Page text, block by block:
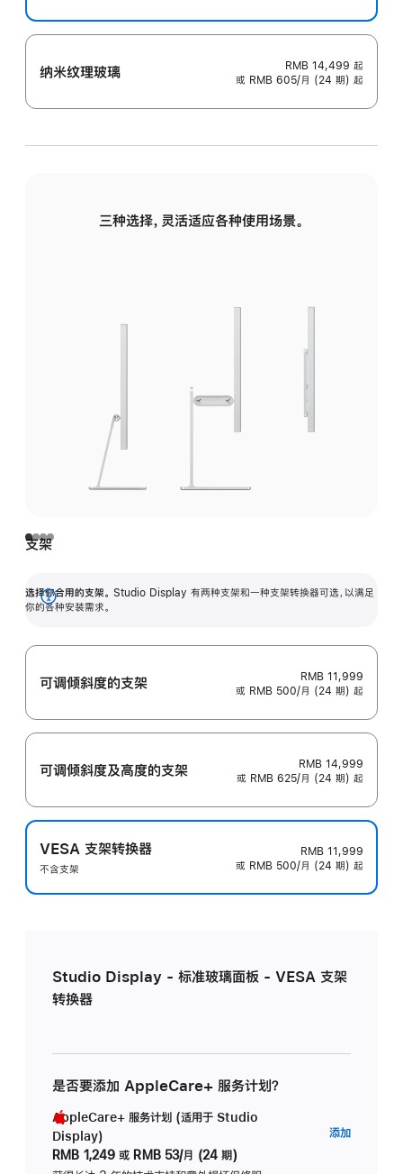
纳米纹理玻璃 RMB 14,499 起
或 RMB 605/月 (24 期) 起
三种选择，灵活适应各种使用场景。
支架
选择你合用的支架。 Studio Display 有两种支架和一种支架转换器可选，以满足
你的各种安装需求。
展
可调倾斜度的支架
RMB 11,999
或 RMB 500/月 (24 期) 起
可调倾斜度及高‍度的支‍架
RMB 14,999
或 RMB 625/月 (24 期) 起
VESA 支架转换器
不含支架
RMB 11,999
或 RMB 500/月 (24 期) 起
Studio Display - 标准玻璃面板 - VESA 支架
转换器
是否要添加 AppleCare+ 服务计划？
AppleCare+ 服务计划 (适用于 Studio
Display)
RMB 1,249 或 RMB 53/月 (24 期)
添加